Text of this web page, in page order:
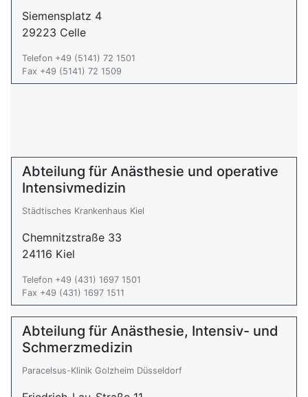
Siemensplatz 4
29223 Celle
Telefon +49 (5141) 72 1501
Fax +49 (5141) 72 1509
Abteilung für Anästhesie und operative
Intensivmedizin
Städtisches Krankenhaus Kiel
Chemnitzstraße 33
24116 Kiel
Telefon +49 (431) 1697 1501
Fax +49 (431) 1697 1511
Abteilung für Anästhesie, Intensiv- und
Schmerzmedizin
Paracelsus-Klinik Golzheim Düsseldorf